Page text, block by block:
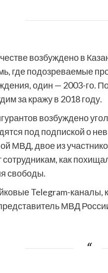
возбуждено в
где подозреваемые
один — 2003-го.
за кражу в 2018 году.
возбуждено
под подпиской о
МВД, двое из
как
свободы.
Telegram-каналы,
МВД